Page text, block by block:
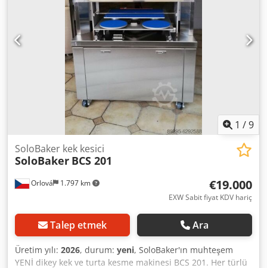
1 /9
Orlová 1.797 km
SoloBaker kek kesici
SoloBaker BCS 201
€19.000
EXW Sabit fiyat KDV hariç
Talep etmek Ara
Üretim yılı: 2026, durum: yeni, SoloBaker'ın muhteşem
YENİ dikey kek ve turta kesme makinesi BCS 201. Her türlü